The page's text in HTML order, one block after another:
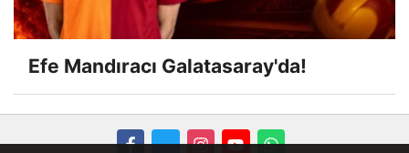
Efe Mandıracı Galatasaray'da!